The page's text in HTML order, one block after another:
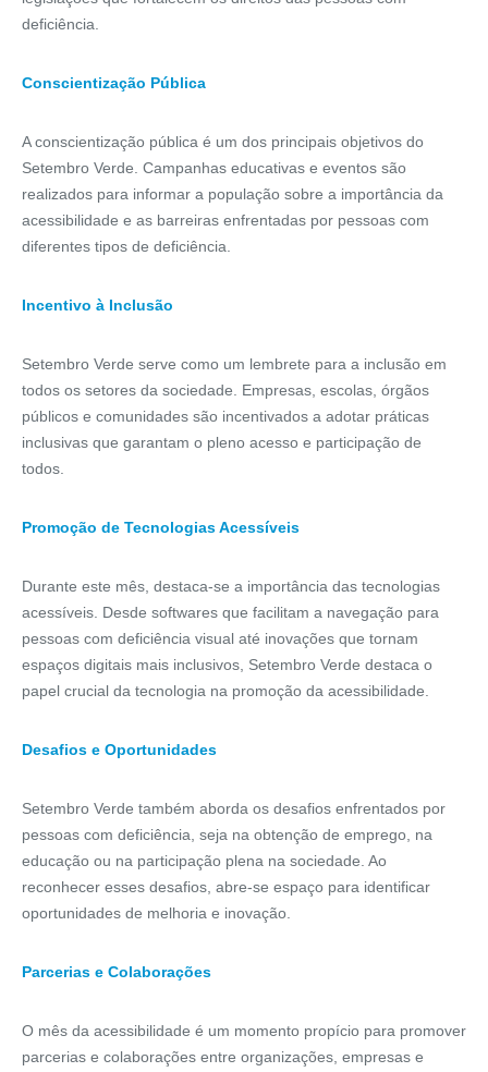
deficiência.
Conscientização Pública
A conscientização pública é um dos principais objetivos do
Setembro Verde. Campanhas educativas e eventos são
realizados para informar a população sobre a importância da
acessibilidade e as barreiras enfrentadas por pessoas com
diferentes tipos de deficiência.
Incentivo à Inclusão
Setembro Verde serve como um lembrete para a inclusão em
todos os setores da sociedade. Empresas, escolas, órgãos
públicos e comunidades são incentivados a adotar práticas
inclusivas que garantam o pleno acesso e participação de
todos.
Promoção de Tecnologias Acessíveis
Durante este mês, destaca-se a importância das tecnologias
acessíveis. Desde softwares que facilitam a navegação para
pessoas com deficiência visual até inovações que tornam
espaços digitais mais inclusivos, Setembro Verde destaca o
papel crucial da tecnologia na promoção da acessibilidade.
Desafios e Oportunidades
Setembro Verde também aborda os desafios enfrentados por
pessoas com deficiência, seja na obtenção de emprego, na
educação ou na participação plena na sociedade. Ao
reconhecer esses desafios, abre-se espaço para identificar
oportunidades de melhoria e inovação.
Parcerias e Colaborações
O mês da acessibilidade é um momento propício para promover
parcerias e colaborações entre organizações, empresas e